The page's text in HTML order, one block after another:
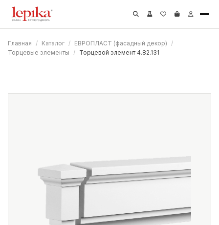
Главная / Каталог / ЕВРОПЛАСТ (фасадный декор) /
Торцевые элементы / Торцевой элемент 4.82.131